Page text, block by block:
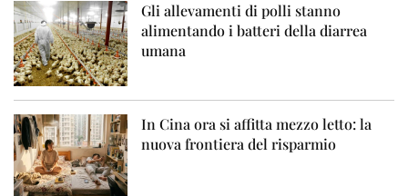
Gli allevamenti di polli stanno
alimentando i batteri della diarrea
umana
In Cina ora si affitta mezzo letto: la
nuova frontiera del risparmio